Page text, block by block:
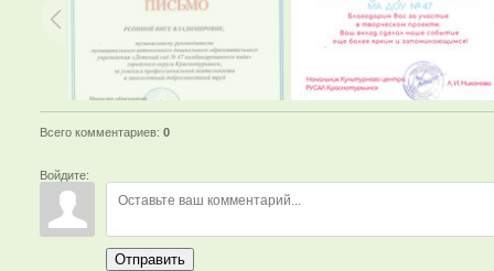
Всего комментариев:0
Войдите:
Отправить